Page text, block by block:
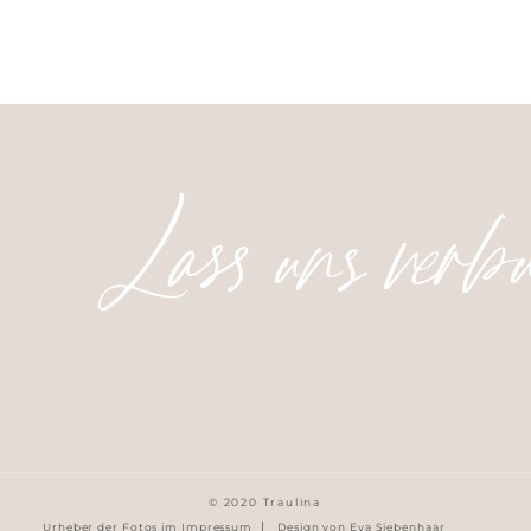
© 2020 Traulina
Urheber der Fotos im Impressum
Design von Eva Siebenhaar
|
Lass uns